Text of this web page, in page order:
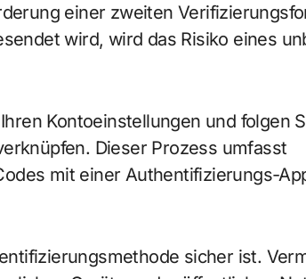
einer zweiten
wird, wird das Risiko eines
Kontoeinstellungen und folgen
Dieser Prozess umfasst
mit einer Authentifizierungs-
sicher ist.